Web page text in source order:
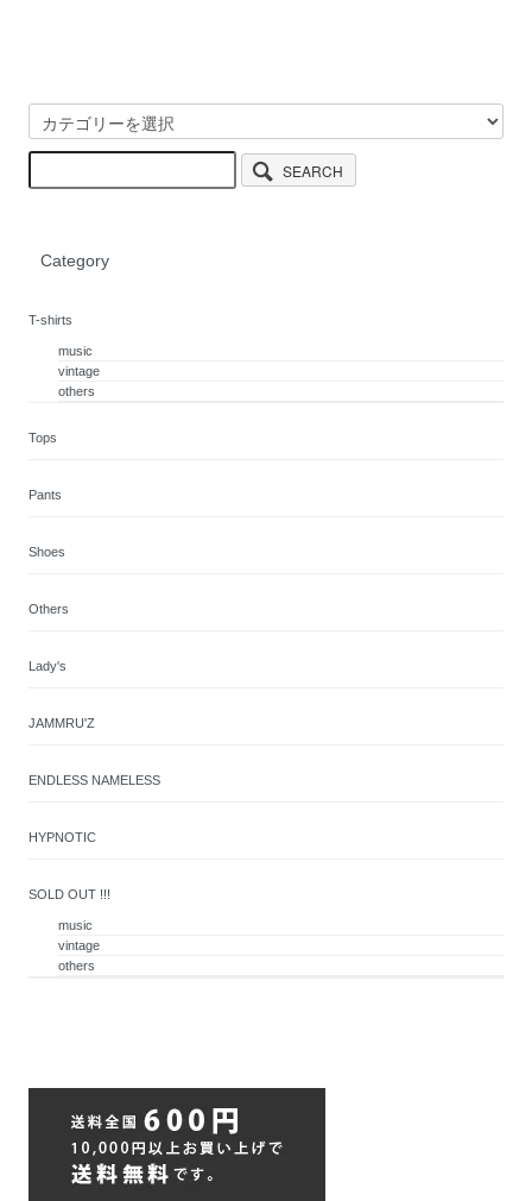
SEARCH
Category
T-shirts
music
vintage
others
Tops
Pants
Shoes
Others
Lady's
JAMMRU'Z
ENDLESS NAMELESS
HYPNOTIC
SOLD OUT !!!
music
vintage
others